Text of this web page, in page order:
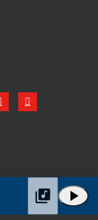
play_arrow
library_music